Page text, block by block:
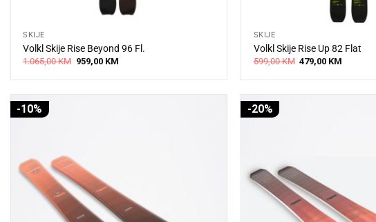
SKIJE
Volkl Skije Rise Beyond 96 Fl.
1.065,00KM Original
price
959,00 KMCurrent
SKIJE
Volkl Skije Rise Up 82 Flat
599,00KM Original
price
479,00 KM
-10% -20%